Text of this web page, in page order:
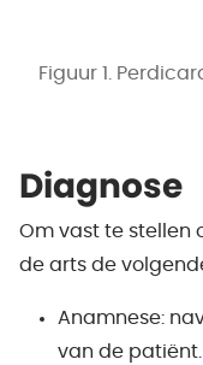
Figuur 1.
Diagnose
Om vast te stellen
de arts de
Anamnese:
van de patiënt.